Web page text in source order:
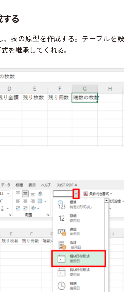
る
表の原型を作成する。テーブルを設
を継承してくれる。